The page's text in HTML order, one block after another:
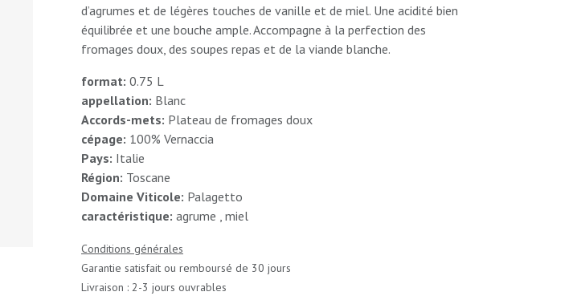
d’agrumes et de légères touches de vanille et de miel. Une acidité bien
équilibrée et une bouche ample. Accompagne à la perfection des
fromages doux, des soupes repas et de la viande blanche.
format: 0.75 L
appellation: Blanc
Accords-mets: Plateau de fromages doux
cépage: 100% Vernaccia
Pays: Italie
Région: Toscane
Domaine Viticole: Palagetto
caractéristique: agrume , miel
Conditions générales
Garantie satisfait ou remboursé de 30 jours
Livraison : 2-3 jours ouvrables